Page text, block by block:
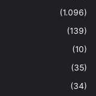
(1.096)
(139)
(10)
(35)
(34)